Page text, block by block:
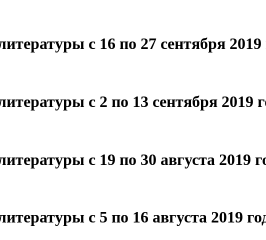
с 16 по 27 сентября 2019
с 2 по 13 сентября 2019
с 19 по 30 августа 2019
с 5 по 16 августа 2019